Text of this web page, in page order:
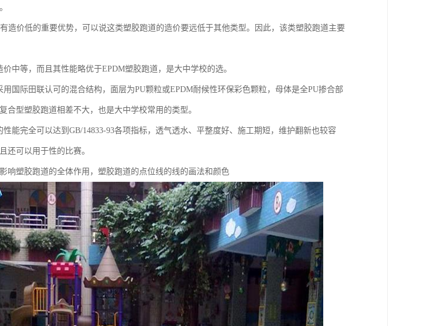
造价低的重要优势，可以说这类塑胶跑道的造价要远低于其他类型。因此，该类塑胶跑道主要
中等，而且其性能略优于EPDM塑胶跑道，是大中学校的选。
国际田联认可的混合结构，面层为PU颗粒或EPDM耐候性环保彩色颗粒，母体是全PU掺合部
合型塑胶跑道相差不大，也是大中学校常用的类型。
能完全可以达到GB/14833-93各项指标，透气透水、平整度好、施工期短，维护翻新也较容
还可以用于性的比赛。
响塑胶跑道的全体作用，塑胶跑道的点位线的线的画法和颜色